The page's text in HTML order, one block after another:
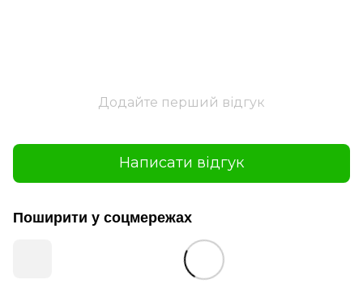
Додайте перший відгук
Написати відгук
Поширити у соцмережах